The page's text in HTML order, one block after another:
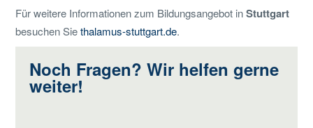
Für weitere Informationen zum Bildungsangebot inStuttgart
besuchen Siethalamus-stuttgart.de.
Noch Fragen? Wir helfen gerne
weiter!